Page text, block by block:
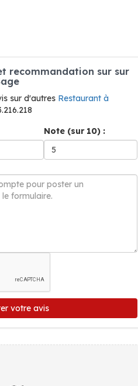
recommandation sur sur
sur d'autres Restaurant à
Note (sur 10) :
votre avis